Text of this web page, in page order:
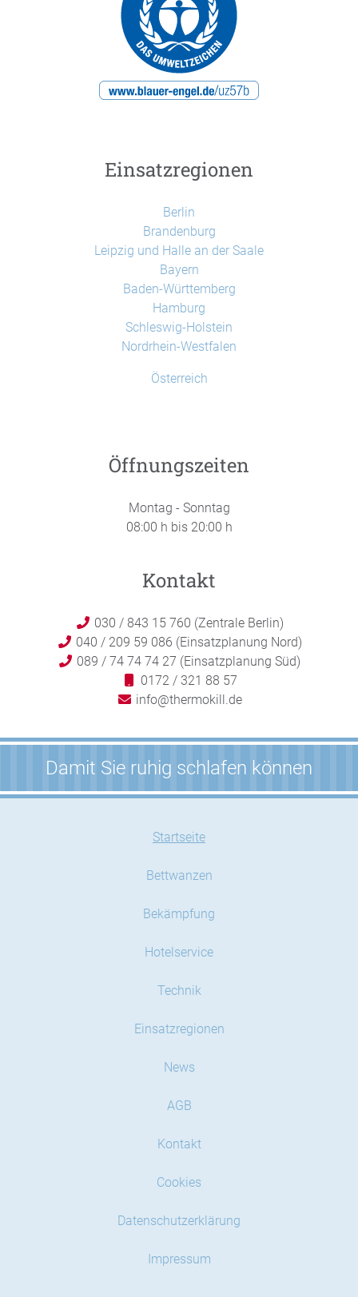
Einsatzregionen
Berlin
Brandenburg
Leipzig und Halle an der Saale
Bayern
Baden-Württemberg
Hamburg
Schleswig-Holstein
Nordrhein-Westfalen
Österreich
Öffnungszeiten
Montag - Sonntag
08:00 h bis 20:00 h
Kontakt
030 / 843 15 760 (Zentrale Berlin)
040 / 209 59 086 (Einsatzplanung Nord)
089 / 74 74 74 27 (Einsatzplanung Süd)
0172 / 321 88 57
info@thermokill.de
Damit Sie ruhig schlafen können
Startseite
Bettwanzen
Bekämpfung
Hotelservice
Technik
Einsatzregionen
News
AGB
Kontakt
Cookies
Datenschutzerklärung
Impressum